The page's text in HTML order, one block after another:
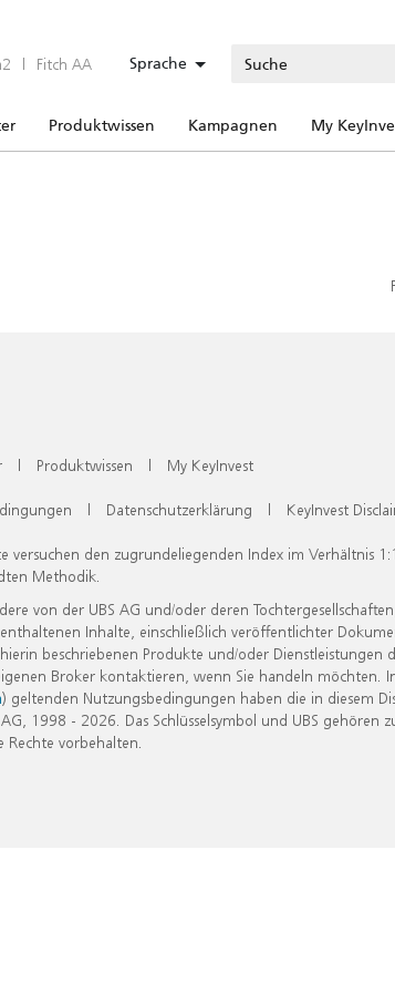
| Fitch AA Sprache
Produktwissen Kampagnen My
| Produktwissen | My KeyInvest
| Datenschutzerklärung | KeyInvest
den zugrundeliegenden Index im Verhältnis
Methodik.
von der UBS AG und/oder deren
Inhalte, einschließlich veröffentlichter
beschriebenen Produkte und/oder Dienstleistungen
Broker kontaktieren, wenn Sie handeln möchten.
) geltenden Nutzungsbedingungen haben die in diesem
1998 - 2026. Das Schlüsselsymbol und UBS gehören
vorbehalten.